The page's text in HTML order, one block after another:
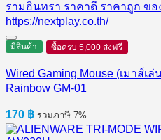
มีสินค้า ซื้อครบ 5,000 ส่งฟรี
Wired Gaming Mouse (เมาส์เ
Rainbow GM-01
170 ฿ รวมภาษี 7%